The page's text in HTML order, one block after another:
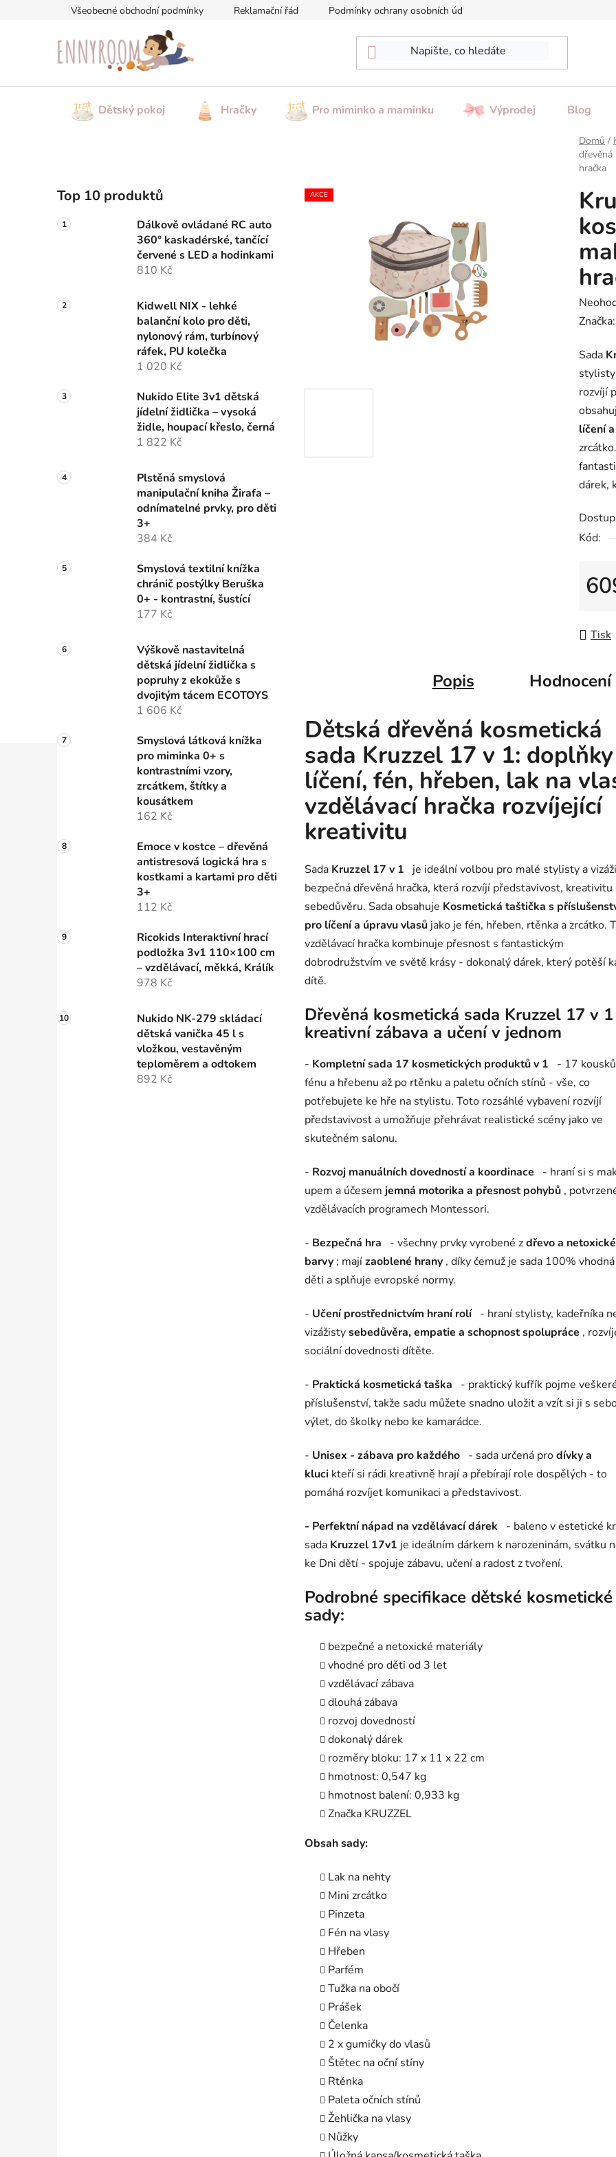
Všeobecné obchodní podmínky Reklamační řád Podmínky ochrany osobních údajů
Dětský pokoj Hračky Pro miminko a maminku Výprodej Blog
Domů /
dřevěná
hračka
o
s
t
n
e
Top 10 produktů
Dálkově ovládané RC auto
360° kaskadérské, tančící
červené s LED a hodinkami
810 Kč
Kidwell NIX - lehké
balanční kolo pro děti,
nylonový rám, turbínový
ráfek, PU kolečka
1 020 Kč
Nukido Elite 3v1 dětská
jídelní židlička – vysoká
židle, houpací křeslo, černá
1 822 Kč
Plstěná smyslová
manipulační kniha Žirafa –
odnímatelné prvky, pro děti
3+
384 Kč
Smyslová textilní knížka
chránič postýlky Beruška
0+ - kontrastní, šustící
177 Kč
Výškově nastavitelná
dětská jídelní židlička s
popruhy z ekokůže s
dvojitým tácem ECOTOYS
1 606 Kč
Smyslová látková knížka
pro miminka 0+ s
kontrastními vzory,
zrcátkem, štítky a
kousátkem
162 Kč
Emoce v kostce – dřevěná
antistresová logická hra s
kostkami a kartami pro děti
3+
112 Kč
Ricokids Interaktivní hrací
podložka 3v1 110×100 cm
– vzdělávací, měkká, Králík
978 Kč
Nukido NK-279 skládací
dětská vanička 45 l s
vložkou, vestavěným
teploměrem a odtokem
892 Kč
je
0,0
z
5
Sada
stylisty
rozvíjí
líčení
dárek,
Kód:
Tisk
AKCE
Popis Hodnocení
Dětská dřevěná kosmetická
sada Kruzzel 17 v 1:
líčení, fén, hřeben, lak na
vzdělávací hračka rozvíjející
kreativitu
Sada Kruzzel 17 v 1
je ideální volbou pro malé stylisty a
bezpečná dřevěná hračka, která rozvíjí představivost, kreativitu
sebedůvěru. Sada obsahuje Kosmetická taštička s
pro líčení a úpravu vlasů jako je fén, hřeben, rtěnka a zrcátko.
vzdělávací hračka kombinuje přesnost s fantastickým
dobrodružstvím ve světě krásy - dokonalý dárek, který potěší
dítě.
Dřevěná kosmetická sada Kruzzel 17 v
kreativní zábava a učení v jednom
- Kompletní sada 17 kosmetických produktů v 1
- 17
fénu a hřebenu až po rtěnku a paletu očních stínů - vše, co
potřebujete ke hře na stylistu. Toto rozsáhlé vybavení rozvíjí
představivost a umožňuje přehrávat realistické scény jako ve
skutečném salonu.
- Rozvoj manuálních dovedností a koordinace
- hraní si s
upem a účesem jemná motorika a přesnost pohybů ,
vzdělávacích programech Montessori.
- Bezpečná hra - všechny prvky vyrobené zdřevo a netoxické
barvy ; majízaoblené hrany , díky čemuž je sada 100%
děti a splňuje evropské normy.
- Učení prostřednictvím hraní rolí - hraní stylisty, kadeřníka
vizážistysebedůvěra, empatie a schopnost spolupráce ,
sociální dovednosti dítěte.
- Praktická kosmetická taška
- praktický kufřík pojme
příslušenství, takže sadu můžete snadno uložit a vzít si ji s
výlet, do školky nebo ke kamarádce.
- Unisex - zábava pro každého - sada určená prodívky a
kluci kteří si rádi kreativně hrají a přebírají role dospělých - to
pomáhá rozvíjet komunikaci a představivost.
- Perfektní nápad na vzdělávací dárek
- baleno v estetické
sada Kruzzel 17v1 je ideálním dárkem k narozeninám, svátku
ke Dni dětí - spojuje zábavu, učení a radost z tvoření.
Podrobné specifikace dětské kosmetické
sady:
bezpečné a netoxické materiály
vhodné pro děti od 3 let
vzdělávací zábava
dlouhá zábava
rozvoj dovedností
dokonalý dárek
rozměry bloku: 17 x 11 x 22 cm
hmotnost: 0,547 kg
hmotnost balení: 0,933 kg
Značka KRUZZEL
Obsah sady:
Lak na nehty
Mini zrcátko
Pinzeta
Fén na vlasy
Hřeben
Parfém
Tužka na obočí
Prášek
Čelenka
2 x gumičky do vlasů
Štětec na oční stíny
Rtěnka
Paleta očních stínů
Žehlička na vlasy
Nůžky